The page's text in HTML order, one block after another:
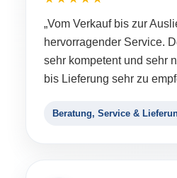
„Vom Verkauf bis zur
hervorragender Service.
sehr kompetent und sehr
bis Lieferung sehr zu
Beratung, Service &